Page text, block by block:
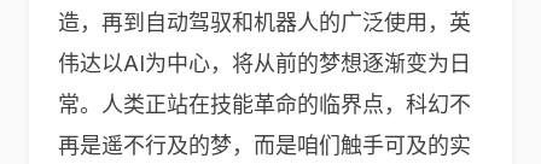
造，再到自动驾驭和机器人的广泛使用，英
伟达以AI为中心，将从前的梦想逐渐变为日
常。人类正站在技能革命的临界点，科幻不
再是遥不行及的梦，而是咱们触手可及的实